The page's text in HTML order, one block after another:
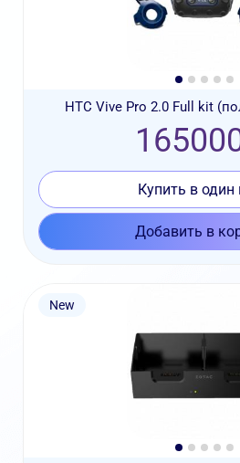
HTC Vive Pro 2.0 Full kit
Купить в один
Добавить в
New